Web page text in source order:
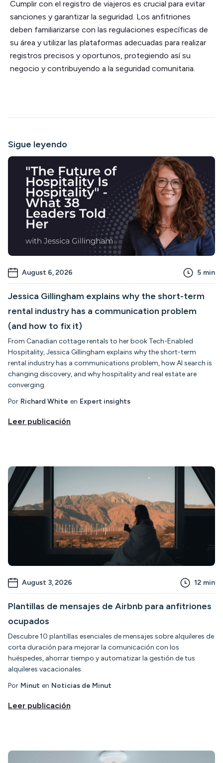
Cumplir con el registro de viajeros es crucial para evitar
sanciones y garantizar la seguridad. Los anfitriones
deben familiarizarse con las regulaciones específicas de
su área y utilizar las plataformas adecuadas para realizar
registros precisos y oportunos, protegiendo así su
negocio y contribuyendo a la seguridad comunitaria.
Sigue leyendo
August 6, 2026 5 min
Jessica Gillingham explains why the short-term
rental industry has a communication problem
(and how to fix it)
From Canadian cottage rentals to her book Tech-Enabled
Hospitality, Jessica Gillingham explains why the short-term
rental industry has a communications problem, how AI search is
changing discovery, and why hospitality and real estate are
converging.
Por Richard White en Expert insights
Leer publicación
August 3, 2026 12 min
Plantillas de mensajes de Airbnb para anfitriones
ocupados
Descubre 10 plantillas esenciales de mensajes sobre alquileres de
corta duración para mejorar la comunicación con los
huéspedes, ahorrar tiempo y automatizar la gestión de tus
alquileres vacacionales.
Por Minut en Noticias de Minut
Leer publicación